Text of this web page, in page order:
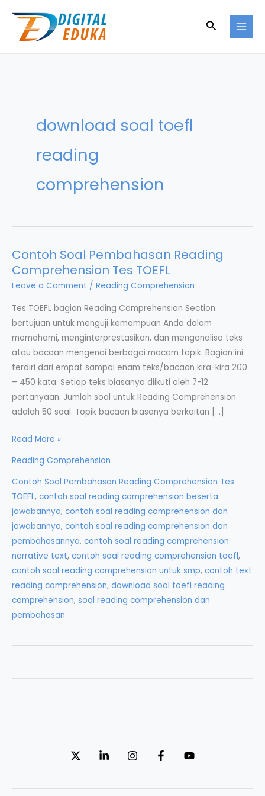
content
Search
download soal toefl
reading
comprehension
Contoh Soal Pembahasan Reading
Comprehension Tes TOEFL
Leave a Comment / Reading Comprehension
Tes TOEFL bagian Reading Comprehension Section
bertujuan untuk menguji kemampuan Anda dalam
memahami, menginterprestasikan, dan menganalisa teks
atau bacaan mengenai berbagai macam topik. Bagian ini
terdiri dari empat sampai enam teks/bacaan kira-kira 200
– 450 kata. Setiap teks biasanya diikuti oleh 7-12
pertanyaan. Jumlah soal untuk Reading Comprehension
adalah 50 soal. Topik bacaan biasanya berkaitan […]
Contoh
Pembahasan
Reading
Comprehension
Tes
TOEFL
Read More »
Reading Comprehension
Contoh Soal Pembahasan Reading Comprehension Tes
TOEFL, contoh soal reading comprehension beserta
jawabannya, contoh soal reading comprehension dan
jawabannya, contoh soal reading comprehension dan
pembahasannya, contoh soal reading comprehension
narrative text, contoh soal reading comprehension toefl,
contoh soal reading comprehension untuk smp, contoh text
reading comprehension, download soal toefl reading
comprehension, soal reading comprehension dan
pembahasan